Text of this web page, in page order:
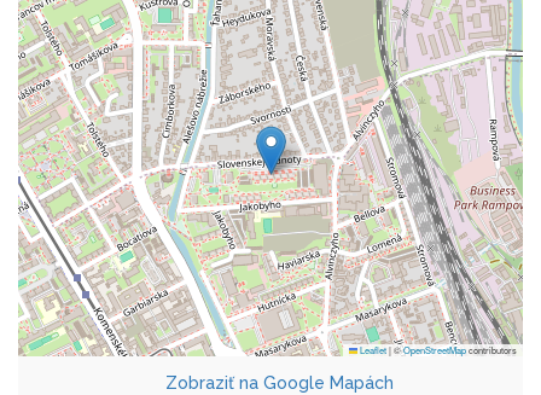
Leaflet|©OpenStreetMapcontributors
Zobraziť na Google Mapách